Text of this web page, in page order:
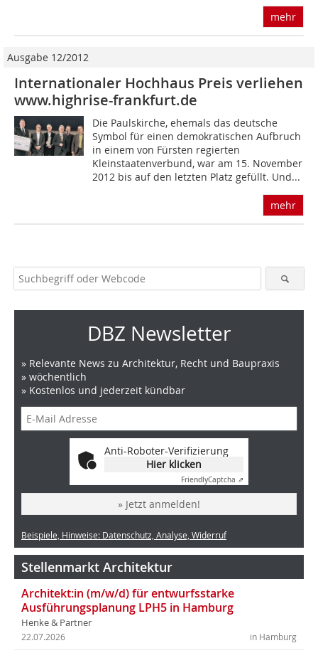
mehr
Ausgabe 12/2012
Internationaler Hochhaus Preis verliehen
www.highrise-frankfurt.de
Die Paulskirche, ehemals das deutsche
Symbol für einen demokratischen Aufbruch
in einem von Fürsten regierten
Kleinstaatenverbund, war am 15. November
2012 bis auf den letzten Platz gefüllt. Und...
mehr
DBZ Newsletter
» Relevante News zu Architektur, Recht und Baupraxis
» wöchentlich
» Kostenlos und jederzeit kündbar
Anti-Roboter-Verifizierung
Hier klicken
FriendlyCaptcha ⇗
» Jetzt anmelden!
Beispiele, Hinweise: Datenschutz, Analyse, Widerruf
Stellenmarkt Architektur
Architekt:in (m/w/d) für entwurfsstarke
Ausführungsplanung LPH5 in Hamburg
Henke & Partner
in Hamburg
22.07.2026